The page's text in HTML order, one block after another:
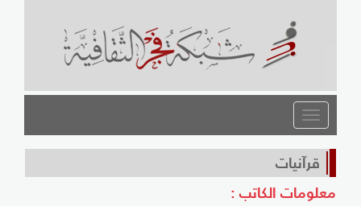
القائمة
قرآنيات
معلومات الكاتب :